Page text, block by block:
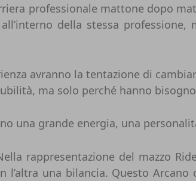
professionale mattone dopo
della stessa
avranno la tentazione di
ma solo perché hanno
una grande energia, una
rappresentazione del mazzo
una bilancia. Questo Arcano